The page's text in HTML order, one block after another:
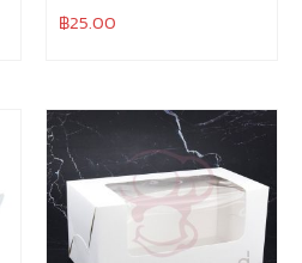
฿25.00